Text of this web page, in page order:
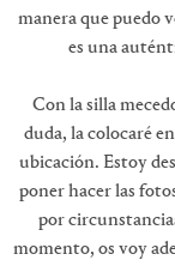
manera que puedo
es una
Con la silla
duda, la colocaré
ubicación. Estoy
poner hacer las
por
momento, os voy